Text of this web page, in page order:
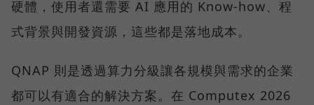
硬體，使用者還需要 AI 應用的 Know-how、程
式背景與開發資源，這些都是落地成本。
QNAP 則是透過算力分級讓各規模與需求的企業
都可以有適合的解決方案。在 Computex 2026